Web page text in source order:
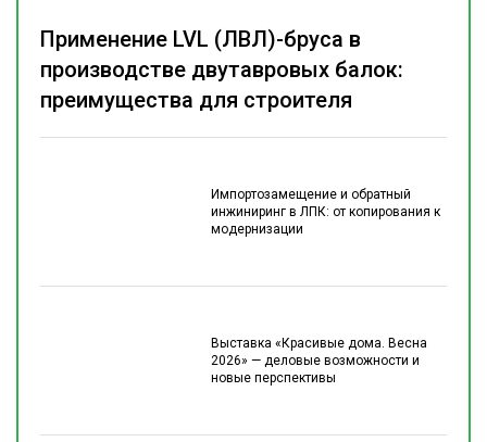
Импортозамещение и обратный
инжиниринг в ЛПК: от копирования к
модернизации
Выставка «Красивые дома. Весна
2026» — деловые возможности и
новые перспективы
Применение LVL (ЛВЛ)-бруса в
производстве двутавровых балок:
преимущества для строителя